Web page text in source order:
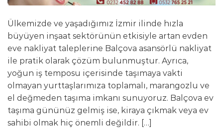
Ülkemizde ve yaşadığımız İzmir ilinde hızla
büyüyen inşaat sektörünün etkisiyle artan evden
eve nakliyat taleplerine Balçova asansörlü nakliyat
ile pratik olarak çözüm bulunmuştur. Ayrıca,
yoğun iş temposu içerisinde taşımaya vakti
olmayan yurttaşlarımıza toplamalı, marangozlu ve
el değmeden taşıma imkanı sunuyoruz. Balçova ev
taşıma gününüz gelmiş ise, kiraya çıkmak veya ev
sahibi olmak hiç önemli değildir. […]